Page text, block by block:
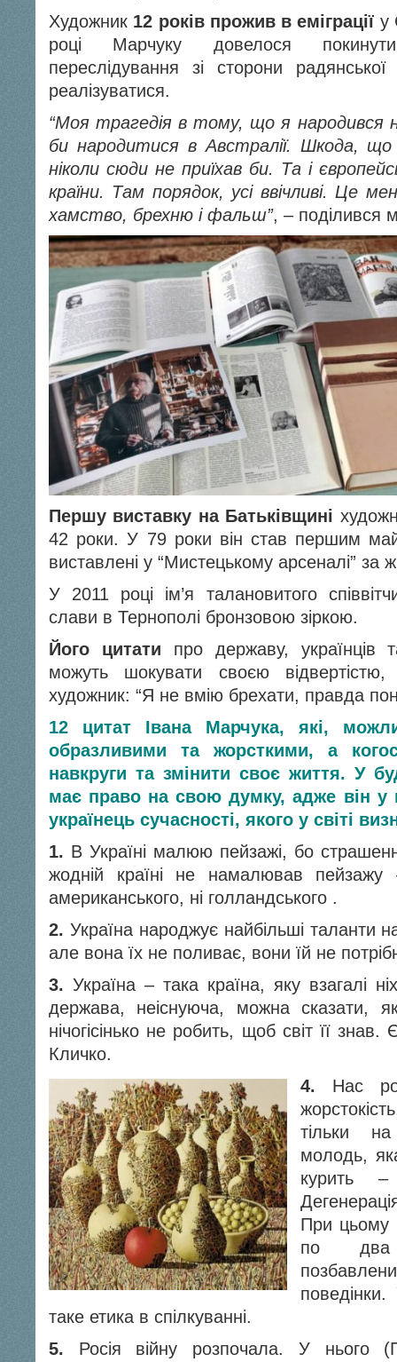
Художник 12 років прожив в еміграції у
році Марчуку довелося
переслідування зі сторони
реалізуватися.
“Моя трагедія в тому, що я народився
би народитися в Австралії. Шкода,
ніколи сюди не приїхав би. Та і
країни. Там порядок, усі ввічливі. Це
хамство, брехню і фальш”, – поділився
Першу виставку на Батьківщині
42 роки. У 79 роки він став першим
виставлені у “Мистецькому арсеналі” за
У 2011 році ім’я талановитого
слави в Тернополі бронзовою зіркою.
Його цитати про державу, українців
можуть шокувати своєю
художник: “Я не вмію брехати, правда
12 цитат Івана Марчука, які,
образливими та жорсткими, а
навкруги та змінити своє життя. У
має право на свою думку, адже він у
українець сучасності, якого у світі
1. В Україні малюю пейзажі, бо
жодній країні не намалював пейзажу
американського, ні голландського .
2. Україна народжує найбільші таланти
але вона їх не поливає, вони їй не
3. Україна – така країна, яку взагалі
держава, неіснуюча, можна сказати,
нічогісінько не робить, щоб світ її
Кличко.
4. Нас
тільки
молодь,
курить
При цьому
по два
таке етика в спілкуванні.
5. Росія війну розпочала. У нього